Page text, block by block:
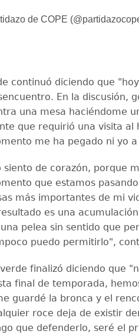
de COPE
continuó diciendo que
En la discusión,
una mesa haciéndome
que requirió una visita al
me ha pegado ni yo a
siento de corazón, porque
que estamos
más importantes de mi
es una
pelea sin sentido que
puedo permitirlo",
finalizó diciendo que
final de temporada,
guardé la bronca y el
roce deja de existir
que defenderlo, seré el